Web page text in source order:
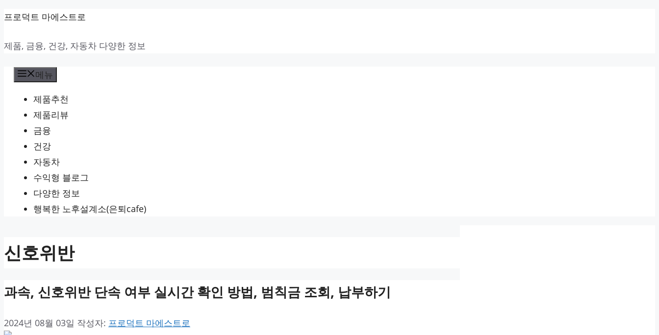
컨
츠
프로덕트 마에스트로
제품, 금융, 건강, 자동차 다양한 정보
메뉴
제품추천
제품리뷰
금융
건강
자동차
수익형 블로그
다양한 정보
행복한 노후설계소(은퇴cafe)
신호위반
과속, 신호위반 단속 여부 실시간 확인 방법, 범칙금 조회, 납부하기
2024년 08월 03일 작성자: 프로덕트 마에스트로